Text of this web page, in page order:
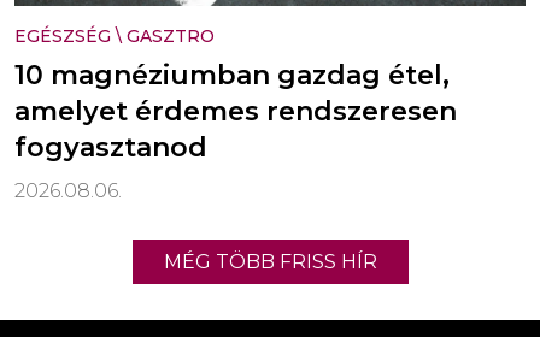
EGÉSZSÉG \ GASZTRO
10 magnéziumban gazdag étel,
amelyet érdemes rendszeresen
fogyasztanod
2026.08.06.
MÉG TÖBB FRISS HÍR